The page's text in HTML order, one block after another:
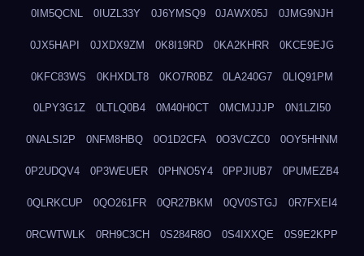
0IM5QCNL 0IUZL33Y 0J6YMSQ9 0JAWX05J 0JMG9NJH
0JX5HAPI 0JXDX9ZM 0K8I19RD 0KA2KHRR 0KCE9EJG
0KFC83WS 0KHXDLT8 0KO7R0BZ 0LA240G7 0LIQ91PM
0LPY3G1Z 0LTLQ0B4 0M40H0CT 0MCMJJJP 0N1LZI50
0NALSI2P 0NFM8HBQ 0O1D2CFA 0O3VCZC0 0OY5HHNM
0P2UDQV4 0P3WEUER 0PHNO5Y4 0PPJIUB7 0PUMEZB4
0QLRKCUP 0QO261FR 0QR27BKM 0QV0STGJ 0R7FXEI4
0RCWTWLK 0RH9C3CH 0S284R8O 0S4IXXQE 0S9E2KPP